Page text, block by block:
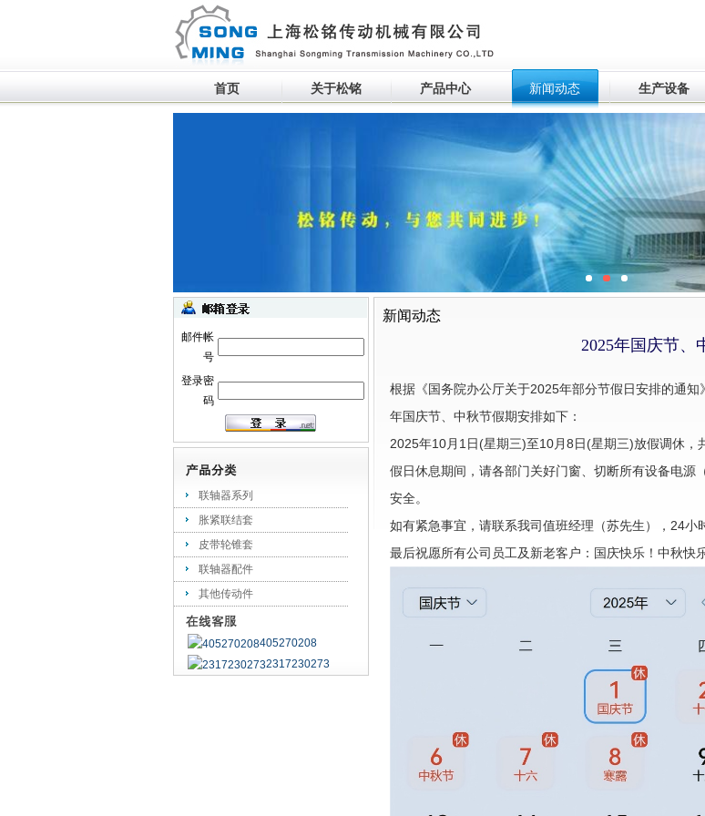
首页 关于松铭 产品中心 新闻动态 生产设备
新闻动态
2025年国庆节、
根据《国务院办公厅关于2025年部分节假日安排的通
年国庆节、中秋节假期安排如下：
2025年10月1日(星期三)至10月8日(星期三)放假调休，
假日休息期间，请各部门关好门窗、切断所有设备电
安全。
如有紧急事宜，请联系我司值班经理（苏先生），24小
最后祝愿所有公司员工及新老客户：国庆快乐！中秋快
邮件帐
号
登录密
码
联轴器系列
胀紧联结套
皮带轮锥套
联轴器配件
其他传动件
405270208
2317230273